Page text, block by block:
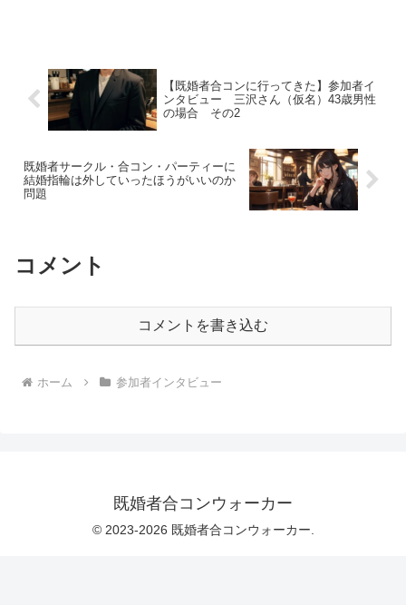
【既婚者合コンに行ってきた】参加者イ
ンタビュー 三沢さん（仮名）43歳男性
の場合 その2
既婚者サークル・合コン・パーティーに
結婚指輪は外していったほうがいいのか
問題
コメント
コメントを書き込む
ホーム 参加者インタビュー
既婚者合コンウォーカー
© 2023-2026 既婚者合コンウォーカー.